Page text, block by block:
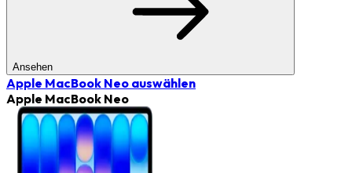
Ansehen
Apple MacBook Neo auswählen
Apple MacBook Neo